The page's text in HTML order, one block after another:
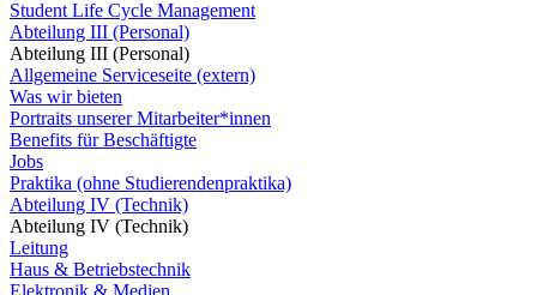
Student Life Cycle Management
Abteilung III (Personal)
Abteilung III (Personal)
Allgemeine Serviceseite (extern)
Was wir bieten
Portraits unserer Mitarbeiter*innen
Benefits für Beschäftigte
Jobs
Praktika (ohne Studierendenpraktika)
Abteilung IV (Technik)
Abteilung IV (Technik)
Leitung
Haus & Betriebstechnik
Elektronik & Medien